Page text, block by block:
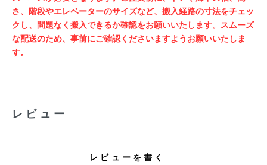
さ、階段やエレベーターのサイズなど、搬入経路の寸法をチェッ
クし、問題なく搬入できるか確認をお願いいたします。スムーズ
な配送のため、事前にご確認くださいますようお願いいたしま
す。
レビュー
レビューを書く